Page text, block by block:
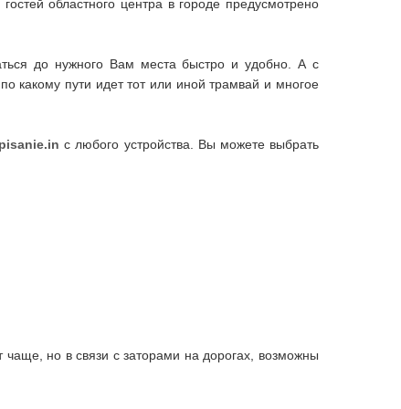
областного центра в городе предусмотрено
до нужного Вам места быстро и удобно. А с
какому пути идет тот или иной трамвай и многое
с любого устройства. Вы можете выбрать
чаще, но в связи с заторами на дорогах, возможны